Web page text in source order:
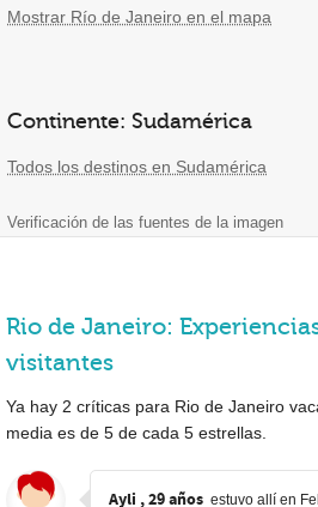
Mostrar Río de Janeiro en el mapa
Continente: Sudamérica
Todos los destinos en Sudamérica
Verificación de las fuentes de la imagen
Rio de Janeiro:
visitantes
Ya hay 2 críticas para Rio de Janeiro
media es de 5 de cada 5 estrellas.
Ayli , 29 años estuvo allí en